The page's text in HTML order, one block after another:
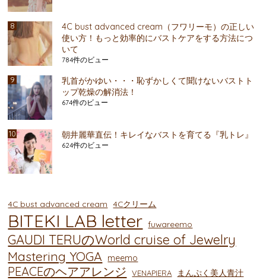
4C bust advanced cream（フワリーモ）の正しい
使い方！もっと効率的にバストケアをする方法につ
いて
784件のビュー
乳首がかゆい・・・恥ずかしくて聞けないバストト
ップ乾燥の解消法！
674件のビュー
朝井麗華直伝！キレイなバストを育てる『乳トレ』
624件のビュー
4C bust advanced cream 4Cクリーム
BITEKI LAB letter fuwareemo
GAUDI TERUのWorld cruise of Jewelry
Mastering YOGA meemo
PEACEのヘアアレンジ VENAPIERA まんぷく美人青汁